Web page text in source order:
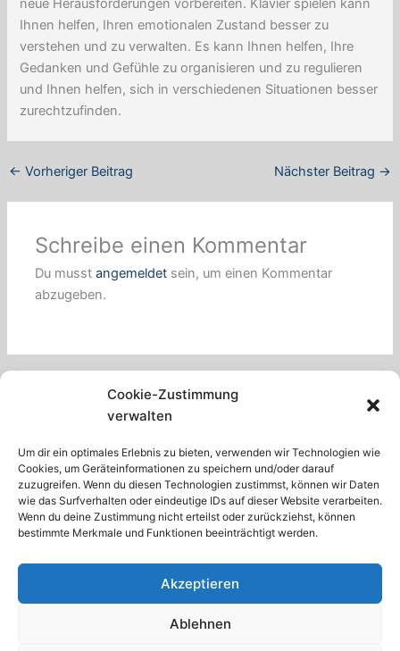
Cookie-Zustimmung
verwalten
Um dir ein optimales Erlebnis zu bieten, verwenden wir Technologien wie
Cookies, um Geräteinformationen zu speichern und/oder darauf
zuzugreifen. Wenn du diesen Technologien zustimmst, können wir Daten
wie das Surfverhalten oder eindeutige IDs auf dieser Website verarbeiten.
Wenn du deine Zustimmung nicht erteilst oder zurückziehst, können
bestimmte Merkmale und Funktionen beeinträchtigt werden.
Akzeptieren
Ablehnen
neue Herausforderungen vorbereiten. Klavier spielen kann
Ihnen helfen, Ihren emotionalen Zustand besser zu
verstehen und zu verwalten. Es kann Ihnen helfen, Ihre
Gedanken und Gefühle zu organisieren und zu regulieren
und Ihnen helfen, sich in verschiedenen Situationen besser
zurechtzufinden.
← Vorheriger Beitrag Nächster Beitrag →
Schreibe einen Kommentar
Du musstangemeldet sein, um einen Kommentar
abzugeben.
Facebook Twitter Pinterest
Datenschutzerklärung